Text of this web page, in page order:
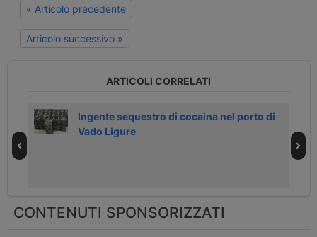
« Articolo precedente
Articolo successivo »
ARTICOLI CORRELATI
Ingente sequestro di cocaina nel porto di
Vado Ligure
CONTENUTI SPONSORIZZATI